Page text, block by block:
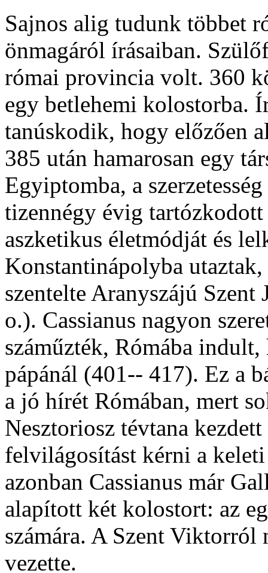
Sajnos alig tudunk többet
önmagáról írásaiban.
római provincia volt. 360
egy betlehemi kolostorba.
tanúskodik, hogy előzően
385 után hamarosan egy
Egyiptomba, a
tizennégy évig
aszketikus életmódját és
Konstantinápolyba
szentelte Aranyszájú Szent
o.). Cassianus nagyon
száműzték, Rómába
pápánál (401-- 417). Ez a
a jó hírét Rómában, mert
Nesztoriosz tévtana
felvilágosítást kérni a
azonban Cassianus már
alapított két kolostort: az
számára. A Szent
vezette.